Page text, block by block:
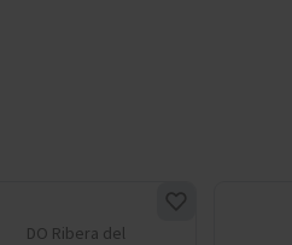
DO Ribera del